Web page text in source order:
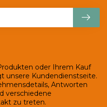
oder Ihrem Kauf
unsere Kundendienstseite.
Antworten
verschiedene
zu treten.